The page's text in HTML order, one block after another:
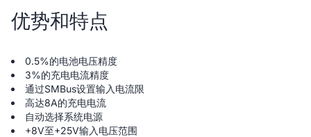
优势和特点
0.5%的电池电压精度
3%的充电电流精度
通过SMBus设置输入电流限
高达8A的充电电流
自动选择系统电源
+8V至+25V输入电压范围